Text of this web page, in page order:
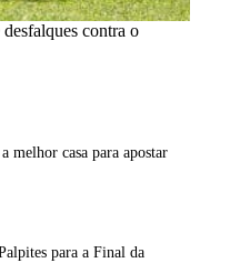
contra o
melhor casa para apostar
para a Final da